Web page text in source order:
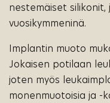
nestemäiset
vuosikymmeninä.
Implantin muoto
Jokaisen potilaan
joten myös
monenmuotoisia ja -